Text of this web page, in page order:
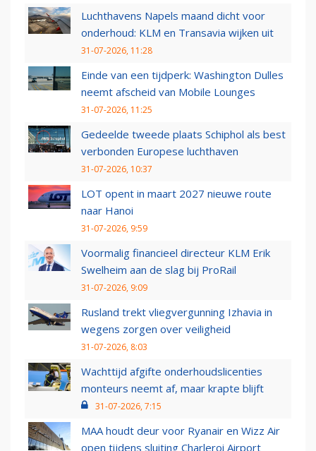
Luchthavens Napels maand dicht voor
onderhoud: KLM en Transavia wijken uit
31-07-2026, 11:28
Einde van een tijdperk: Washington Dulles
neemt afscheid van Mobile Lounges
31-07-2026, 11:25
Gedeelde tweede plaats Schiphol als best
verbonden Europese luchthaven
31-07-2026, 10:37
LOT opent in maart 2027 nieuwe route
naar Hanoi
31-07-2026, 9:59
Voormalig financieel directeur KLM Erik
Swelheim aan de slag bij ProRail
31-07-2026, 9:09
Rusland trekt vliegvergunning Izhavia in
wegens zorgen over veiligheid
31-07-2026, 8:03
Wachttijd afgifte onderhoudslicenties
monteurs neemt af, maar krapte blijft
31-07-2026, 7:15
MAA houdt deur voor Ryanair en Wizz Air
open tijdens sluiting Charleroi Airport